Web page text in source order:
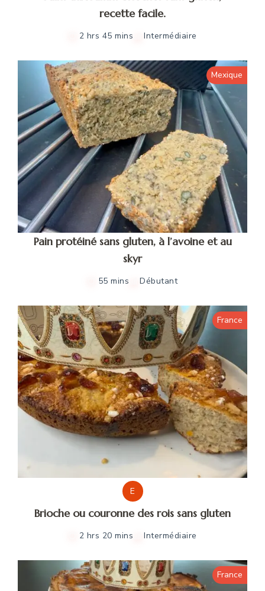
recette facile.
2 hrs 45 mins Intermédiaire
Mexique
Pain protéiné sans gluten, à l’avoine et au
skyr
55 mins Débutant
France
E
Brioche ou couronne des rois sans gluten
2 hrs 20 mins Intermédiaire
France